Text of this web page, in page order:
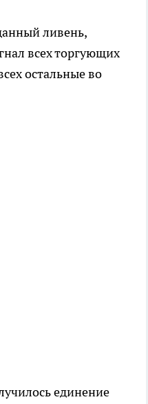
ливень,
всех торгующих
остальные во
единение